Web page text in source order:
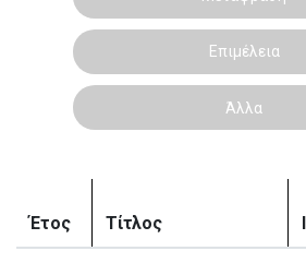
Επιμέλεια
Άλλα
Έτος Τίτλος